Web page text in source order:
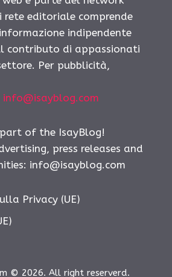
rete editoriale comprende
indipendente
contributo di appassionati
Per pubblicità,
info@isayblog.com
of the IsayBlog!
press releases and
info@isayblog.com
Privacy (UE)
© 2026. All right reserverd.